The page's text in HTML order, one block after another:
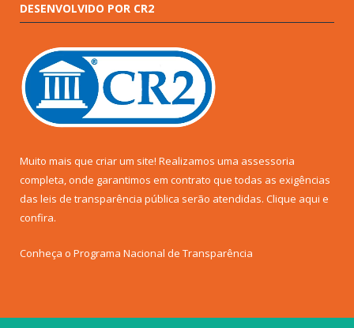
DESENVOLVIDO POR CR2
Muito mais que criar um site! Realizamos uma assessoria
completa, onde garantimos em contrato que todas as exigências
das leis de transparência pública serão atendidas. Clique aqui e
confira.
Conheça o Programa Nacional de Transparência